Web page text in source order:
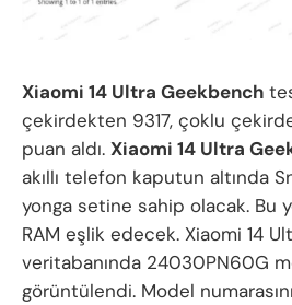
Xiaomi 14 Ultra Geekbench
çekirdekten 9317, çoklu
puan aldı. Xiaomi 14 Ultra
akıllı telefon kaputun altında
yonga setine sahip olacak. Bu
RAM eşlik edecek. Xiaomi 14
veritabanında 24030PN60G
görüntülendi. Model